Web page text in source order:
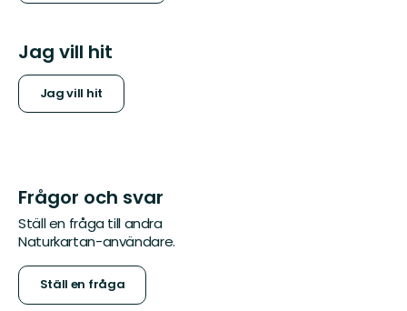
Jag vill hit
Jag vill hit
Frågor och svar
Ställ en fråga till andra
Naturkartan-användare.
Ställ en fråga